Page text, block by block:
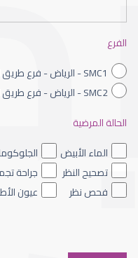
عيون الاطفال
الفرع
SMC1 - الرياض - فرع طريق الملك فهد
SMC2 - الرياض - فرع طريق الملك عبدالله
الحالة المرضية
الماء الأبيض
تصحيح النظر
جراحة
فحص نظر
عيون